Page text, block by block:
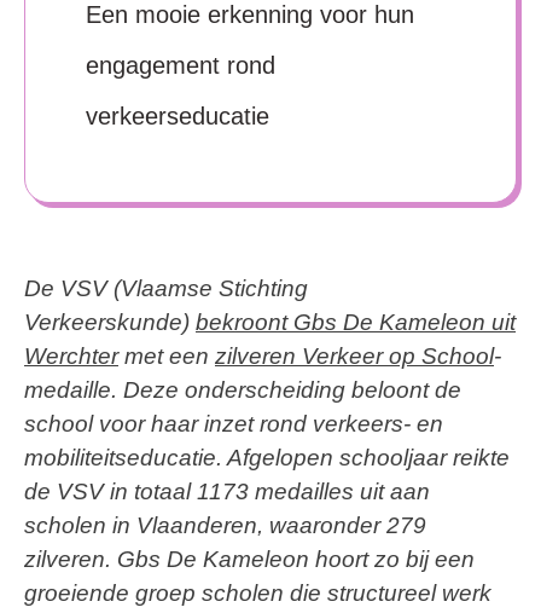
Een mooie erkenning voor hun
engagement rond
verkeerseducatie
De VSV (Vlaamse Stichting
Verkeerskunde) bekroont Gbs De Kameleon uit
Werchtermet een zilveren Verkeer op School-
medaille. Deze onderscheiding beloont de
school voor haar inzet rond verkeers- en
mobiliteitseducatie. Afgelopen schooljaar reikte
de VSV in totaal 1173 medailles uit aan
scholen in Vlaanderen, waaronder 279
zilveren. Gbs De Kameleon hoort zo bij een
groeiende groep scholen die structureel werk